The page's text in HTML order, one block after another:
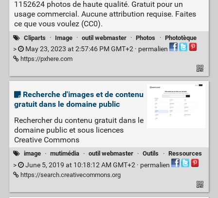
1152624 photos de haute qualité. Gratuit pour un
usage commercial. Aucune attribution requise. Faites
ce que vous voulez (CC0).
Cliparts · Image · outil webmaster · Photos · Phototèque
> May 23, 2023 at 2:57:46 PM GMT+2 · permalien
https://pxhere.com
Recherche d'images et de contenu
gratuit dans le domaine public
Rechercher du contenu gratuit dans le
domaine public et sous licences
Creative Commons
image · mutimédia · outil webmaster · Outils · Ressources
> June 5, 2019 at 10:18:12 AM GMT+2 · permalien
https://search.creativecommons.org